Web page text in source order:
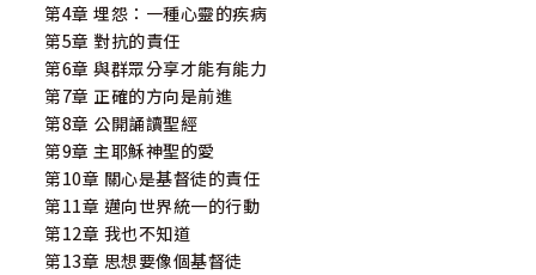
第4章 埋怨：一種心靈的疾病
第5章 對抗的責任
第6章 與群眾分享才能有能力
第7章 正確的方向是前進
第8章 公開誦讀聖經
第9章 主耶穌神聖的愛
第10章 關心是基督徒的責任
第11章 邁向世界統一的行動
第12章 我也不知道
第13章 思想要像個基督徒